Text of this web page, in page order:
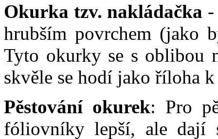
Okurka tzv. nakládačka -
hrubším povrchem (jako
Tyto okurky se s oblibou
skvěle se hodí jako říloha
Pěstování okurek: Pro
fóliovníky lepší, ale dají